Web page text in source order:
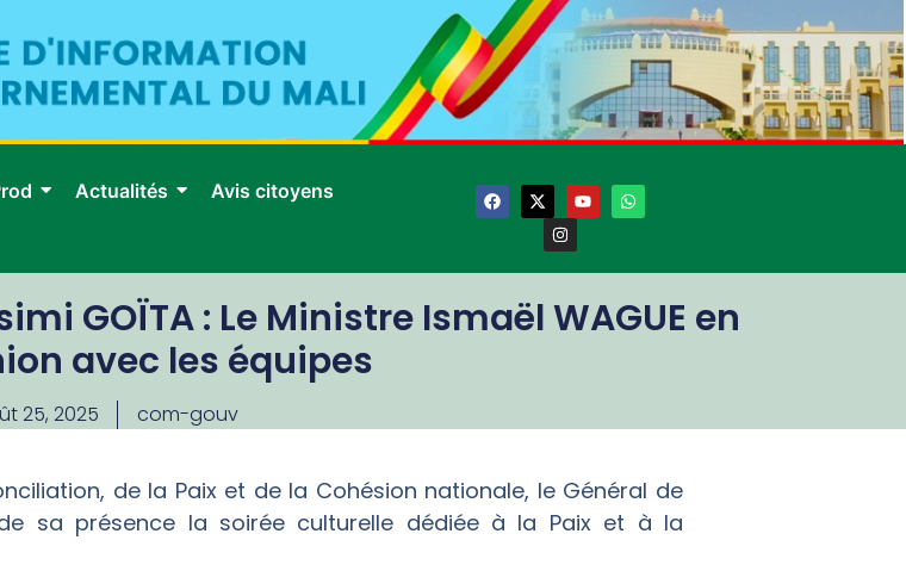
Actualités Avis citoyens
GOÏTA : Le Ministre Ismaël WAGUE en
avec les équipes
25, 2025 com-gouv
de la Paix et de la Cohésion nationale, le Général de
sa présence la soirée culturelle dédiée à la Paix et à la